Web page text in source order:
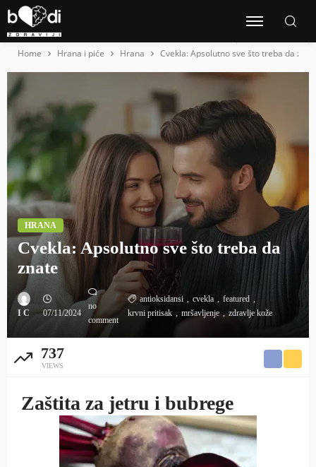
Home Hrana i piće Hrana Cvekla: Apsolutno sve što treba da
HRANA
Cvekla: Apsolutno sve što treba da
znate
I C 07/11/2024
no
comment
antioksidansi cvekla
featured
krvni pritisak
mršavljenje zdravlje kože
737
VIEWS
Zaštita za jetru i bubrege